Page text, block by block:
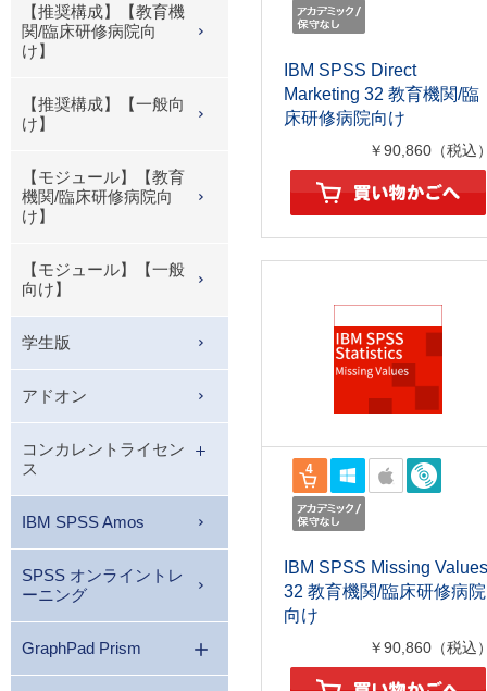
IBM SPSS Direct
Marketing 32 教育機関/臨
床研修病院向け
￥90,860（税込
IBM SPSS Missing Values
32 教育機関/臨床研修病院
向け
￥90,860（税込
【推奨構成】【教育機
関/臨床研修病院向
け】
【推奨構成】【一般向
け】
【モジュール】【教育
機関/臨床研修病院向
け】
【モジュール】【一般
向け】
学生版
アドオン
コンカレントライセン
ス
IBM SPSS Amos
SPSS オンライントレ
ーニング
GraphPad Prism